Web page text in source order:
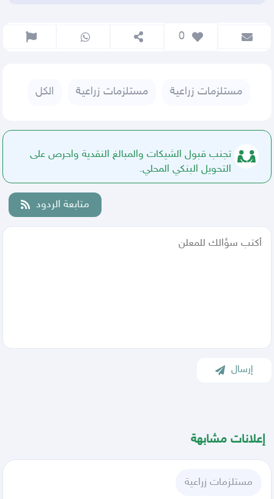
إعلانات مشابهة
مستلزمات زراعية مستلزمات زراعية الكل
تجنب قبول الشيكات والمبالغ النقدية واحرص على
التحويل البنكي المحلي.
متابعة الردود
إرسال
مستلزمات زراعية